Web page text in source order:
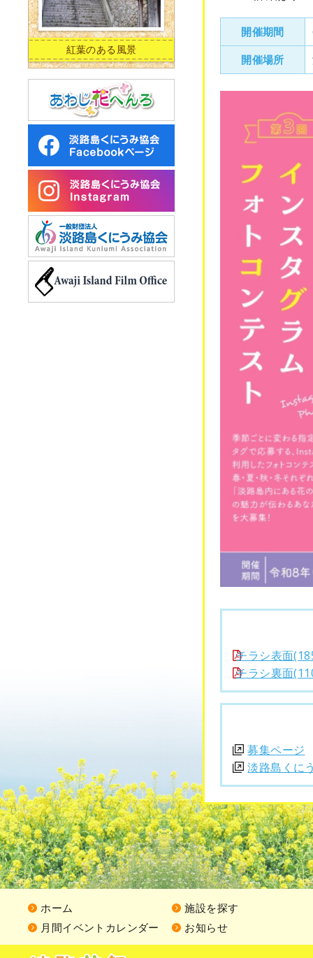
紅葉のある風景
開催期間
開催場所
チラシ表面
チラシ裏面
募集ページ
淡路島くに
ホーム
施設を探す
月間イベントカレンダー
お知らせ